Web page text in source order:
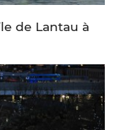
de Lantau à